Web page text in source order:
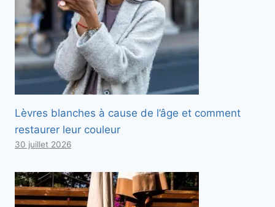
Lèvres blanches à cause de l’âge et comment
restaurer leur couleur
30 juillet 2026